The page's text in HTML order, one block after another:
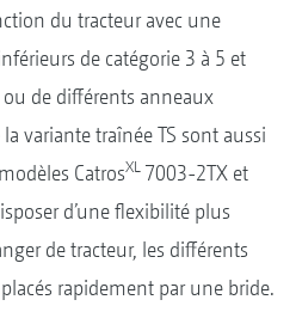
du tracteur avec une
de catégorie 3 à 5 et
ou de différents anneaux
la variante traînée TS sont aussi
CatrosXL 7003-2TX et
d’une flexibilité plus
de tracteur, les différents
rapidement par une bride.